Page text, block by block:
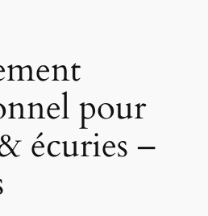
pour
écuries –